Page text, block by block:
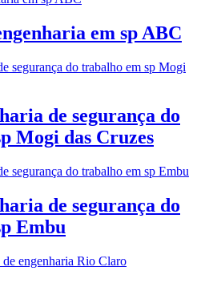
em sp ABC
de segurança do
Mogi das Cruzes
de segurança do
Embu